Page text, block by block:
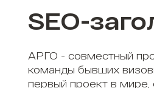
SEO-
АРГО - совместный
команды бывших
первый проект в